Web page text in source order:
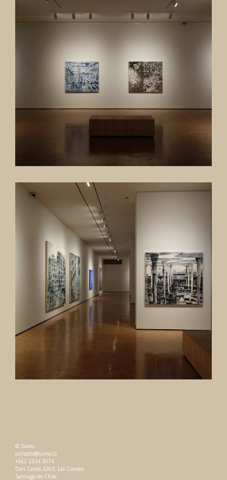
© Sumo
contacto@sumo.cl
+562 2334 3074
Don Carlos 3263, Las Condes
Santiago de Chile